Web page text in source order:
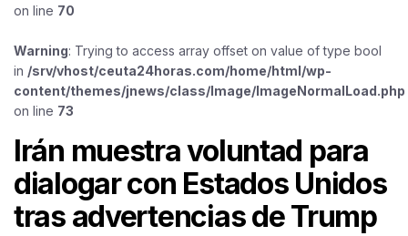
on line 70
Warning: Trying to access array offset on value of type bool
in /srv/vhost/ceuta24horas.com/home/html/wp-
content/themes/jnews/class/Image/ImageNormalLoad.php
on line 73
Irán muestra voluntad para
dialogar con Estados Unidos
tras advertencias de Trump